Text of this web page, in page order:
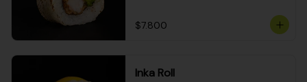
$7.800
Inka Roll